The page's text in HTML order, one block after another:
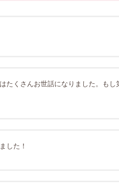
たくさんお世話になりました。も
した！